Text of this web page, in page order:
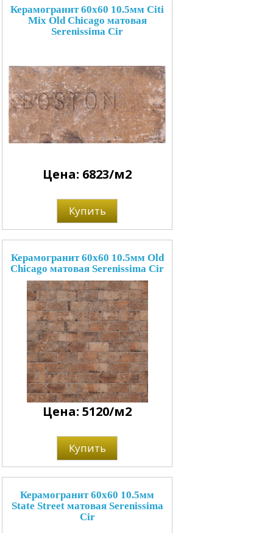
Керамогранит 60x60 10.5мм Citi
Mix Old Chicago матовая
Serenissima Cir
Цена: 6823/м2
Купить
Керамогранит 60x60 10.5мм Old
Chicago матовая Serenissima Cir
Цена: 5120/м2
Купить
Керамогранит 60x60 10.5мм
State Street матовая Serenissima
Cir